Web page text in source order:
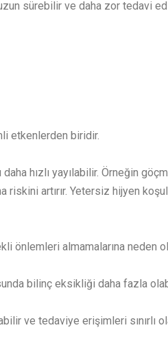
sürebilir ve daha zor tedavi
etkenlerden biridir.
hızlı yayılabilir. Örneğin
artırır. Yetersiz hijyen
önlemleri almamalarına neden
bilinç eksikliği daha fazla
ve tedaviye erişimleri sınırlı